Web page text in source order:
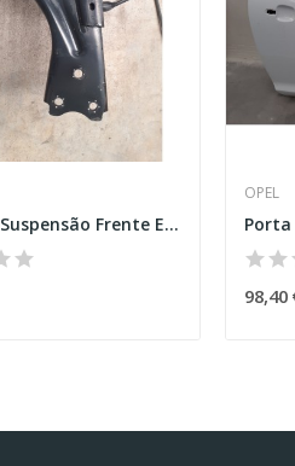
Braço de Suspensão Frente Esquerdo – CITROEN...
OPEL
Porta
98,40